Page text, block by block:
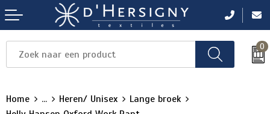
0
Home ... Heren/ Unisex
Lange broek